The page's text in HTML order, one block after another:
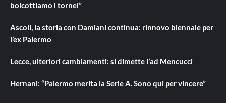
boicottiamo i tornei”
Ascoli, la storia con Damiani continua: rinnovo biennale per
l’ex Palermo
Lecce, ulteriori cambiamenti: si dimette l’ad Mencucci
Hernani: “Palermo merita la Serie A. Sono qui per vincere”